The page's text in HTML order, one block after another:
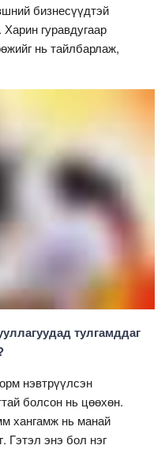
бизнесүүдтэй
гуравдугаар
нь тайлбарлаж,
тулгамддаг
нэвтрүүлсэн
болсон нь цөөхөн.
хангамж нь манай
Гэтэл энэ бол нэг